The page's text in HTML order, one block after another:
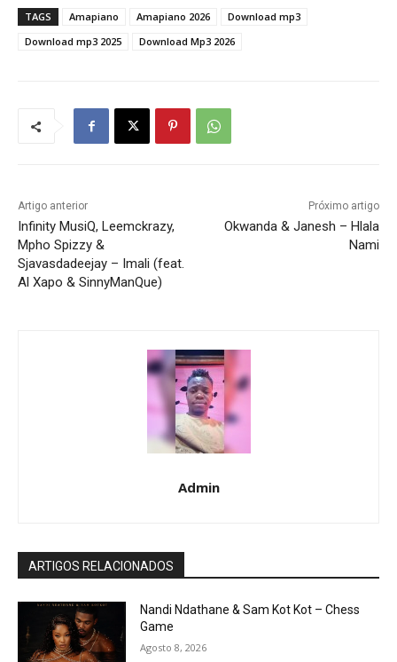
TAGS Amapiano Amapiano 2026
Download mp3
Download mp3 2025
Download Mp3 2026
Artigo anterior
Infinity MusiQ, Leemckrazy,
Mpho Spizzy &
Sjavasdadeejay – Imali (feat.
Al Xapo & SinnyManQue)
Próximo artigo
Okwanda & Janesh – Hlala
Nami
Admin
ARTIGOS RELACIONADOS
Nandi Ndathane & Sam Kot Kot – Chess
Game
Agosto 8, 2026